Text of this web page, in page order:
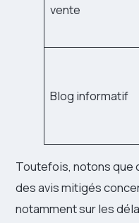
vente
Blog informatif
Toutefois, notons que
des avis mitigés
notamment sur les